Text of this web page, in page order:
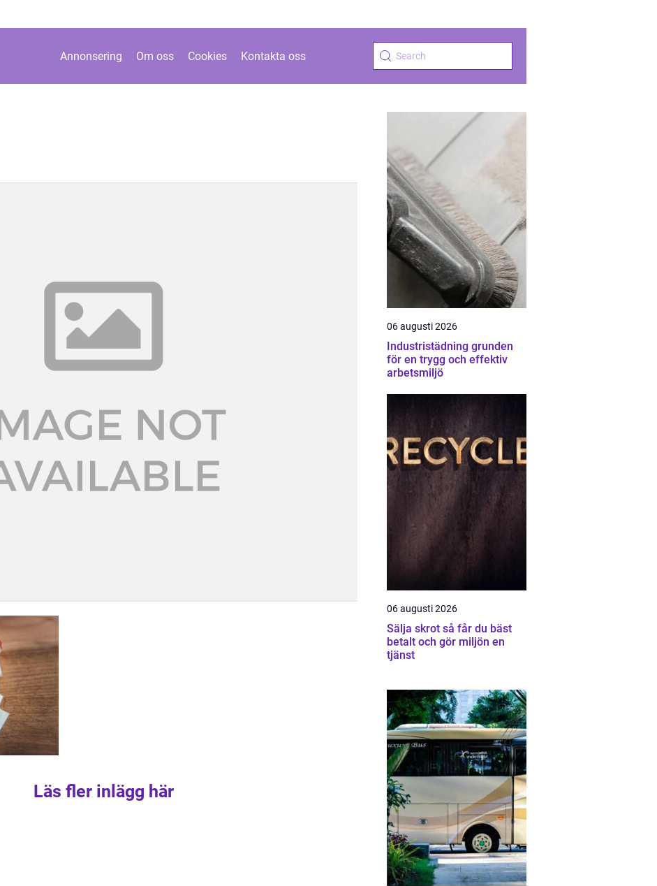
Annonsering Om oss Cookies Kontakta oss
Läs fler inlägg här
06 augusti 2026
Industristädning grunden
för en trygg och effektiv
arbetsmiljö
06 augusti 2026
Sälja skrot så får du bäst
betalt och gör miljön en
tjänst